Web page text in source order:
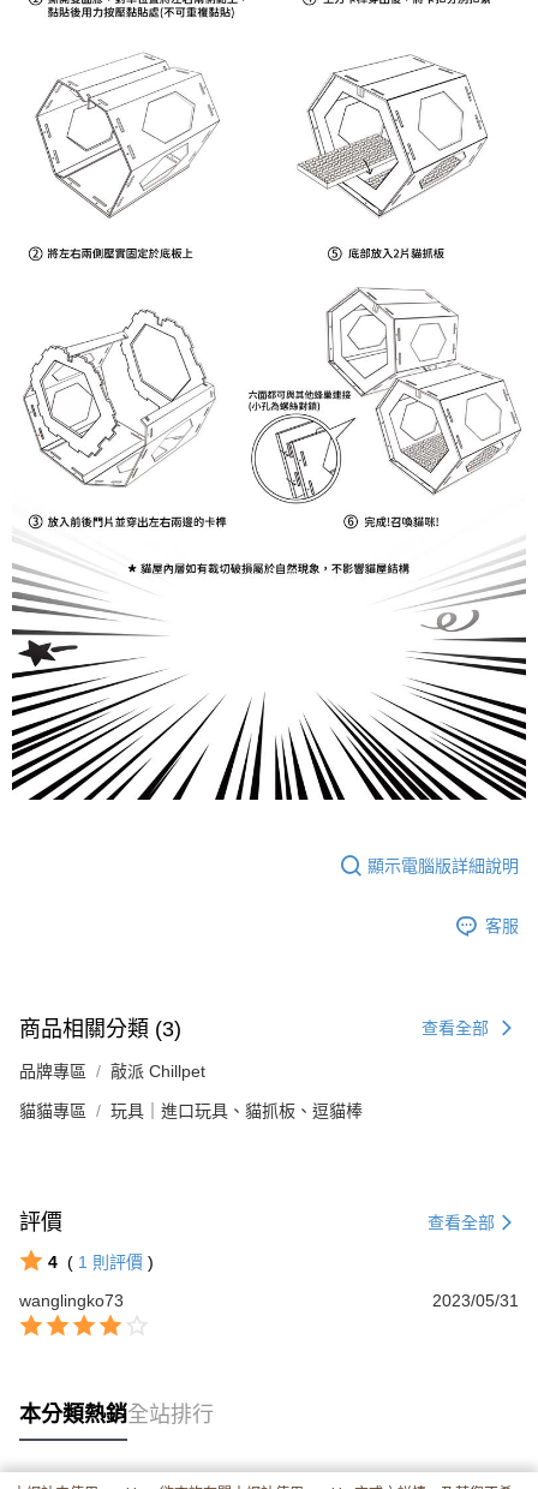
顯示電腦版詳細說明
客服
商品相關分類 (3) 查看全部
品牌專區 敲派 Chillpet
貓貓專區 玩具｜進口玩具、貓抓板、逗貓棒
評價 查看全部
4 ( 1 則評價 )
wanglingko73
2023/05/31
本分類熱銷全站排行